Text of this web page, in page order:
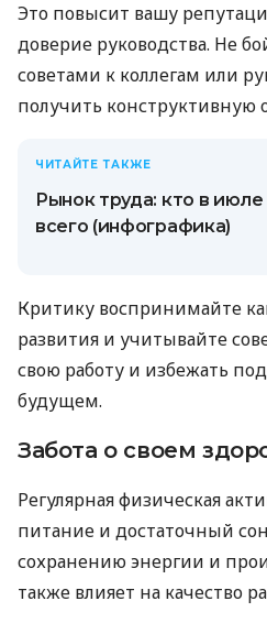
Это повысит вашу
доверие руководства. Не
советами к коллегам или
получить конструктивную
ЧИТАЙТЕ ТАКЖЕ
Рынок труда: кто в
всего (инфографика)
Критику воспринимайте
развития и учитывайте
свою работу и избежать
будущем.
Забота о своем
Регулярная физическая
питание и достаточный
сохранению энергии и
также влияет на качество